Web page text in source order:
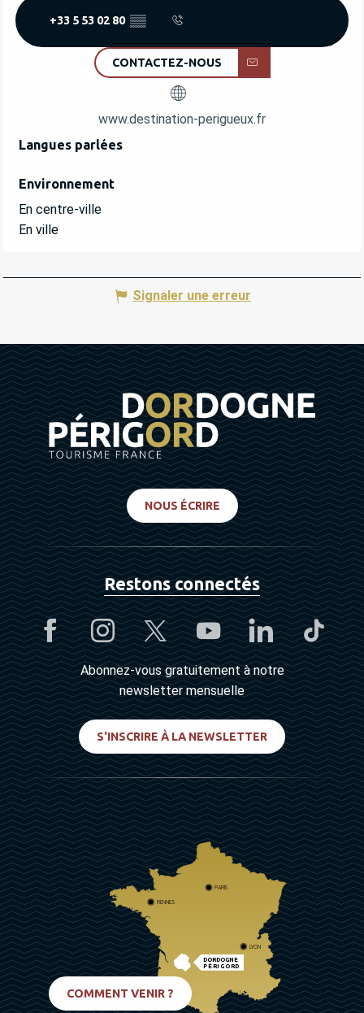
MARDI 4 AOÛT 2026
JEUDI 6 AOÛT 2026
MARDI 18 AOÛT 2026
+33 5 53 02 80 ▒▒
CONTACTEZ-NOUS
www.destination-perigueux.fr
Langues parlées
Langues parlées
Environnement
Environnement
En centre-ville
En ville
Signaler une erreur
NOUS ÉCRIRE
Restons connectés
Abonnez-vous gratuitement à notre
newsletter mensuelle
S'INSCRIRE À LA NEWSLETTER
DORDOGNE
PÉRIGORD
PARIS
RENNES
LYON
COMMENT VENIR ?